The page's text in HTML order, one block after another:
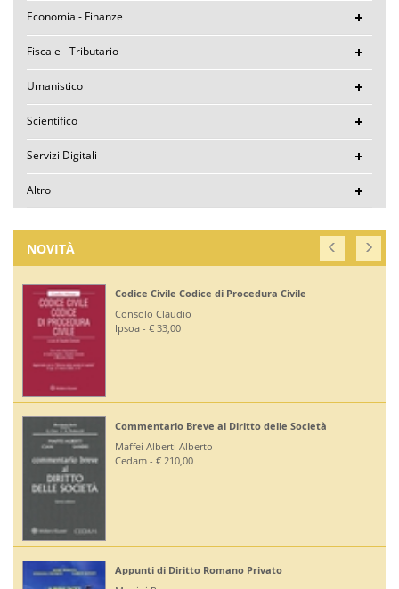
Economia - Finanze
Fiscale - Tributario
Umanistico
Scientifico
Servizi Digitali
Altro
NOVITÀ
Codice Civile Codice di Procedura Civile
Consolo Claudio
Ipsoa - € 33,00
Commentario Breve al Diritto delle Società
Maffei Alberti Alberto
Cedam - € 210,00
Appunti di Diritto Romano Privato